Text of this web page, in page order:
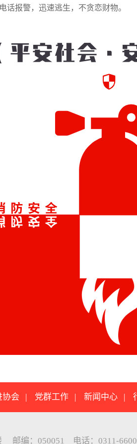
报警，迅速逃生，不贪恋财物。
协会 | 党群工作 | 新闻中心 |
邮编：050051 电话：0311-